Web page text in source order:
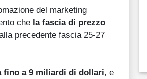
del marketing
che la fascia di prezzo
precedente fascia 25-27
fino a 9 miliardi di dollari, e